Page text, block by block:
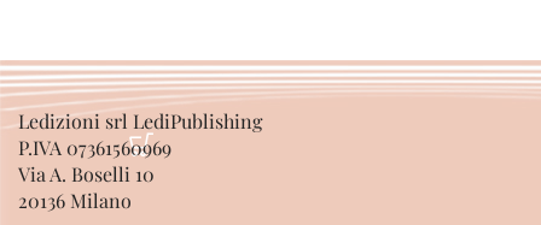
Ledizioni srl LediPublishing
P.IVA 07361560969
Via A. Boselli 10
20136 Milano